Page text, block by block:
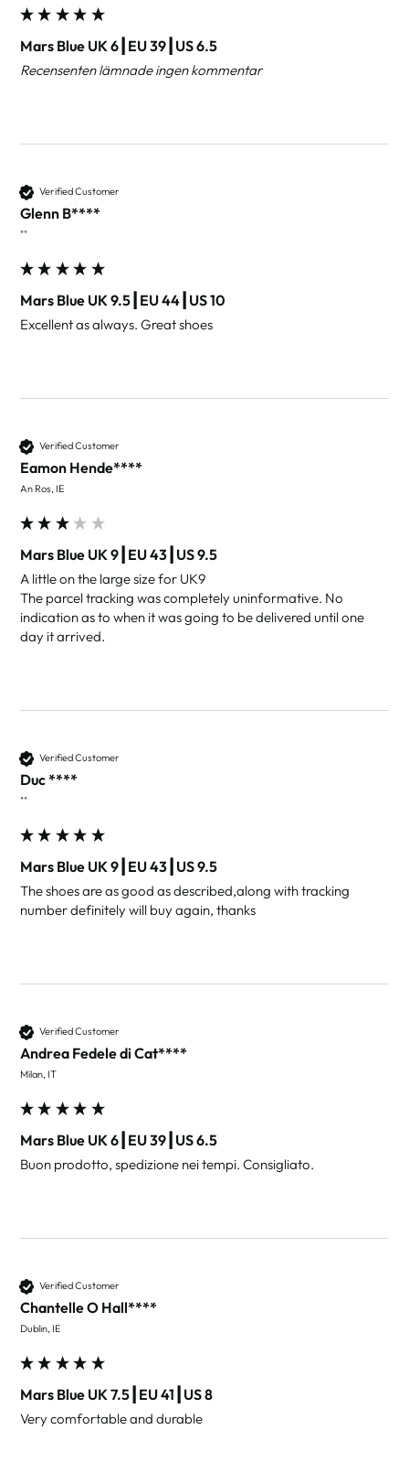
Mars Blue UK 6┃EU 39┃US 6.5
Recensenten lämnade ingen kommentar
Verified Customer
Glenn B****
""
Mars Blue UK 9.5┃EU 44┃US 10
Excellent as always. Great shoes
Verified Customer
Eamon Hende****
An Ros, IE
Mars Blue UK 9┃EU 43┃US 9.5
A little on the large size for UK9
The parcel tracking was completely uninformative. No
indication as to when it was going to be delivered until one
day it arrived.
Verified Customer
Duc ****
""
Mars Blue UK 9┃EU 43┃US 9.5
The shoes are as good as described,along with tracking
number definitely will buy again, thanks
Verified Customer
Andrea Fedele di Cat****
Milan, IT
Mars Blue UK 6┃EU 39┃US 6.5
Buon prodotto, spedizione nei tempi. Consigliato.
Verified Customer
Chantelle O Hall****
Dublin, IE
Mars Blue UK 7.5┃EU 41┃US 8
Very comfortable and durable